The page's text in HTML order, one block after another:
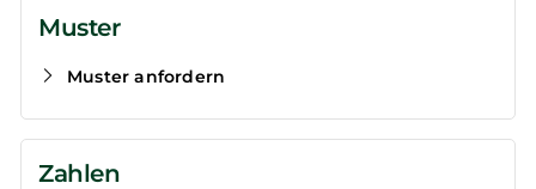
Muster
Muster anfordern
Zahlen